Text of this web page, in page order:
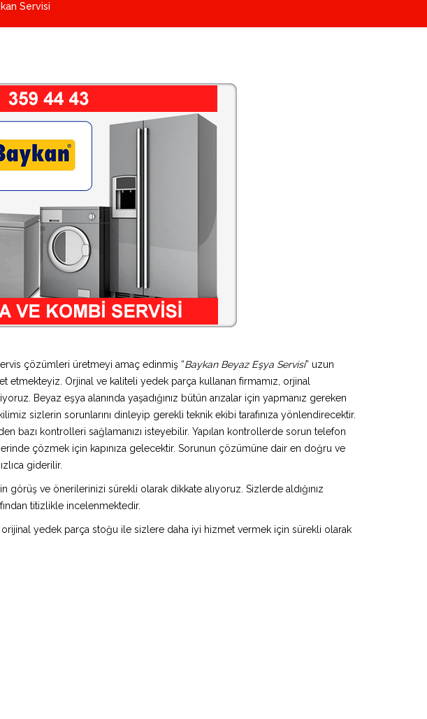
Servisi
çözümleri üretmeyi amaç edinmiş “Baykan Beyaz Eşya Servisi” uzun
etmekteyiz. Orjinal ve kaliteli yedek parça kullanan firmamız, orjinal
Beyaz eşya alanında yaşadığınız bütün arızalar için yapmanız gereken
sizlerin sorunlarını dinleyip gerekli teknik ekibi tarafınıza yönlendirecektir.
bazı kontrolleri sağlamanızı isteyebilir. Yapılan kontrollerde sorun telefon
çözmek için kapınıza gelecektir. Sorunun çözümüne dair en doğru ve
giderilir.
görüş ve önerilerinizi sürekli olarak dikkate alıyoruz. Sizlerde aldığınız
titizlikle incelenmektedir.
yedek parça stoğu ile sizlere daha iyi hizmet vermek için sürekli olarak